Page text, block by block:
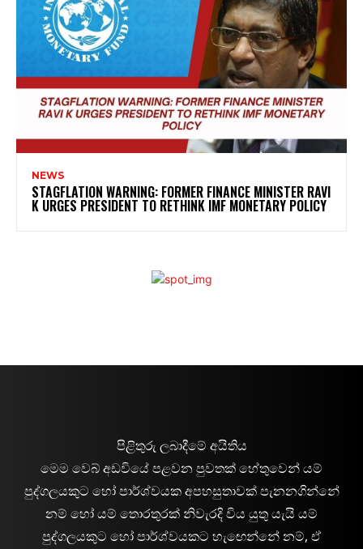
NEWS
STAGFLATION WARNING: FORMER FINANCE MINISTER RAVI
K URGES PRESIDENT TO RETHINK IMF MONETARY POLICY
පිළිතුරු ලබාදීමේ අයිතිය
මෙම වෙබ් අඩවියේ පළවන පුවතක් හේතුවෙන් යම්
පුද්ගලයකුට හෝ පාර්ශ්වයක අපහසුතාවක් පැනනගින්නේ
නම් හෝ යම් තොරතුරක් නිවැරදි විය යුතු යැයි යම්
පුද්ගලයකුට හෝ පාර්ශ්වයකට හැඟෙන්නේ නම්, ඒ